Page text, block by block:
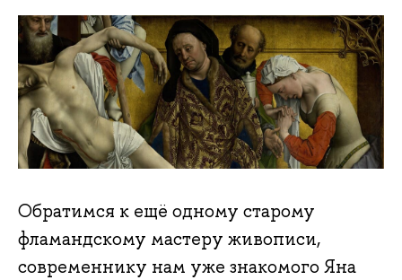
Обратимся к ещё одному старому
фламандскому мастеру живописи,
современнику нам уже знакомого Яна